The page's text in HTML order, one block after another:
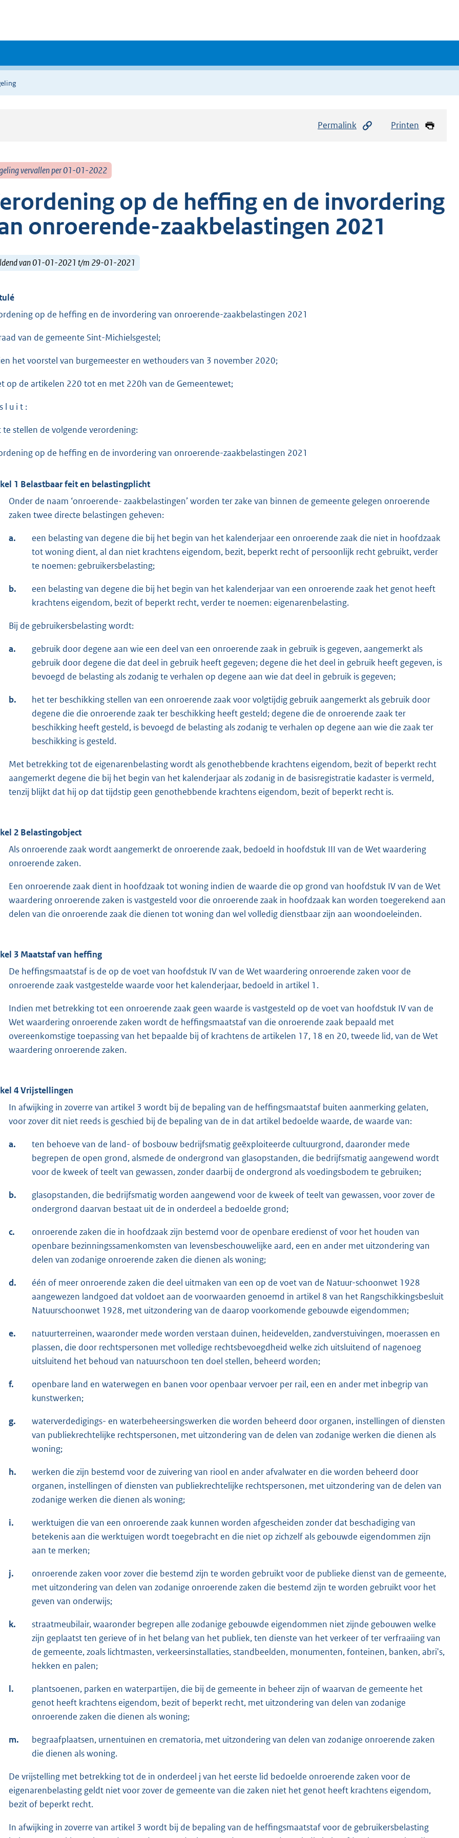
Permalink Printen
vervallen per 01-01-2022
op de heffing en de invordering
onroerende-zaakbelastingen 2021
van 01-01-2021 t/m 29-01-2021
op de heffing en de invordering van onroerende-zaakbelastingen 2021
van de gemeente Sint-Michielsgestel;
het voorstel van burgemeester en wethouders van 3 november 2020;
op de artikelen 220 tot en met 220h van de Gemeentewet;
l u i t :
te stellen de volgende verordening:
op de heffing en de invordering van onroerende-zaakbelastingen 2021
1 Belastbaar feit en belastingplicht
Onder de naam ‘onroerende- zaakbelastingen’ worden ter zake van binnen de gemeente gelegen onroerende
zaken twee directe belastingen geheven:
a.
een belasting van degene die bij het begin van het kalenderjaar een onroerende zaak die niet in hoofdzaak
tot woning dient, al dan niet krachtens eigendom, bezit, beperkt recht of persoonlijk recht gebruikt, verder
te noemen: gebruikersbelasting;
b.
een belasting van degene die bij het begin van het kalenderjaar van een onroerende zaak het genot heeft
krachtens eigendom, bezit of beperkt recht, verder te noemen: eigenarenbelasting.
Bij de gebruikersbelasting wordt:
a.
gebruik door degene aan wie een deel van een onroerende zaak in gebruik is gegeven, aangemerkt als
gebruik door degene die dat deel in gebruik heeft gegeven; degene die het deel in gebruik heeft gegeven, is
bevoegd de belasting als zodanig te verhalen op degene aan wie dat deel in gebruik is gegeven;
b.
het ter beschikking stellen van een onroerende zaak voor volgtijdig gebruik aangemerkt als gebruik door
degene die die onroerende zaak ter beschikking heeft gesteld; degene die de onroerende zaak ter
beschikking heeft gesteld, is bevoegd de belasting als zodanig te verhalen op degene aan wie die zaak ter
beschikking is gesteld.
Met betrekking tot de eigenarenbelasting wordt als genothebbende krachtens eigendom, bezit of beperkt recht
aangemerkt degene die bij het begin van het kalenderjaar als zodanig in de basisregistratie kadaster is vermeld,
tenzij blijkt dat hij op dat tijdstip geen genothebbende krachtens eigendom, bezit of beperkt recht is.
2 Belastingobject
Als onroerende zaak wordt aangemerkt de onroerende zaak, bedoeld in hoofdstuk III van de Wet waardering
onroerende zaken.
Een onroerende zaak dient in hoofdzaak tot woning indien de waarde die op grond van hoofdstuk IV van de Wet
waardering onroerende zaken is vastgesteld voor die onroerende zaak in hoofdzaak kan worden toegerekend aan
delen van die onroerende zaak die dienen tot woning dan wel volledig dienstbaar zijn aan woondoeleinden.
3 Maatstaf van heffing
De heffingsmaatstaf is de op de voet van hoofdstuk IV van de Wet waardering onroerende zaken voor de
onroerende zaak vastgestelde waarde voor het kalenderjaar, bedoeld in artikel 1.
Indien met betrekking tot een onroerende zaak geen waarde is vastgesteld op de voet van hoofdstuk IV van de
Wet waardering onroerende zaken wordt de heffingsmaatstaf van die onroerende zaak bepaald met
overeenkomstige toepassing van het bepaalde bij of krachtens de artikelen 17, 18 en 20, tweede lid, van de Wet
waardering onroerende zaken.
4 Vrijstellingen
In afwijking in zoverre van artikel 3 wordt bij de bepaling van de heffingsmaatstaf buiten aanmerking gelaten,
voor zover dit niet reeds is geschied bij de bepaling van de in dat artikel bedoelde waarde, de waarde van:
a.
ten behoeve van de land- of bosbouw bedrijfsmatig geëxploiteerde cultuurgrond, daaronder mede
begrepen de open grond, alsmede de ondergrond van glasopstanden, die bedrijfsmatig aangewend wordt
voor de kweek of teelt van gewassen, zonder daarbij de ondergrond als voedingsbodem te gebruiken;
b.
glasopstanden, die bedrijfsmatig worden aangewend voor de kweek of teelt van gewassen, voor zover de
ondergrond daarvan bestaat uit de in onderdeel a bedoelde grond;
c.
onroerende zaken die in hoofdzaak zijn bestemd voor de openbare eredienst of voor het houden van
openbare bezinningssamenkomsten van levensbeschouwelijke aard, een en ander met uitzondering van
delen van zodanige onroerende zaken die dienen als woning;
d.
één of meer onroerende zaken die deel uitmaken van een op de voet van de Natuur-schoonwet 1928
aangewezen landgoed dat voldoet aan de voorwaarden genoemd in artikel 8 van het Rangschikkingsbesluit
Natuurschoonwet 1928, met uitzondering van de daarop voorkomende gebouwde eigendommen;
e.
natuurterreinen, waaronder mede worden verstaan duinen, heidevelden, zandverstuivingen, moerassen en
plassen, die door rechtspersonen met volledige rechtsbevoegdheid welke zich uitsluitend of nagenoeg
uitsluitend het behoud van natuurschoon ten doel stellen, beheerd worden;
f.
openbare land en waterwegen en banen voor openbaar vervoer per rail, een en ander met inbegrip van
kunstwerken;
g.
waterverdedigings- en waterbeheersingswerken die worden beheerd door organen, instellingen of diensten
van publiekrechtelijke rechtspersonen, met uitzondering van de delen van zodanige werken die dienen als
woning;
h.
werken die zijn bestemd voor de zuivering van riool en ander afvalwater en die worden beheerd door
organen, instellingen of diensten van publiekrechtelijke rechtspersonen, met uitzondering van de delen van
zodanige werken die dienen als woning;
i.
werktuigen die van een onroerende zaak kunnen worden afgescheiden zonder dat beschadiging van
betekenis aan die werktuigen wordt toegebracht en die niet op zichzelf als gebouwde eigendommen zijn
aan te merken;
j.
onroerende zaken voor zover die bestemd zijn te worden gebruikt voor de publieke dienst van de gemeente,
met uitzondering van delen van zodanige onroerende zaken die bestemd zijn te worden gebruikt voor het
geven van onderwijs;
k.
straatmeubilair, waaronder begrepen alle zodanige gebouwde eigendommen niet zijnde gebouwen welke
zijn geplaatst ten gerieve of in het belang van het publiek, ten dienste van het verkeer of ter verfraaiing van
de gemeente, zoals lichtmasten, verkeersinstallaties, standbeelden, monumenten, fonteinen, banken, abri's,
hekken en palen;
l.
plantsoenen, parken en waterpartijen, die bij de gemeente in beheer zijn of waarvan de gemeente het
genot heeft krachtens eigendom, bezit of beperkt recht, met uitzondering van delen van zodanige
onroerende zaken die dienen als woning;
m.
begraafplaatsen, urnentuinen en crematoria, met uitzondering van delen van zodanige onroerende zaken
die dienen als woning.
De vrijstelling met betrekking tot de in onderdeel j van het eerste lid bedoelde onroerende zaken voor de
eigenarenbelasting geldt niet voor zover de gemeente van die zaken niet het genot heeft krachtens eigendom,
bezit of beperkt recht.
In afwijking in zoverre van artikel 3 wordt bij de bepaling van de heffingsmaatstaf voor de gebruikersbelasting